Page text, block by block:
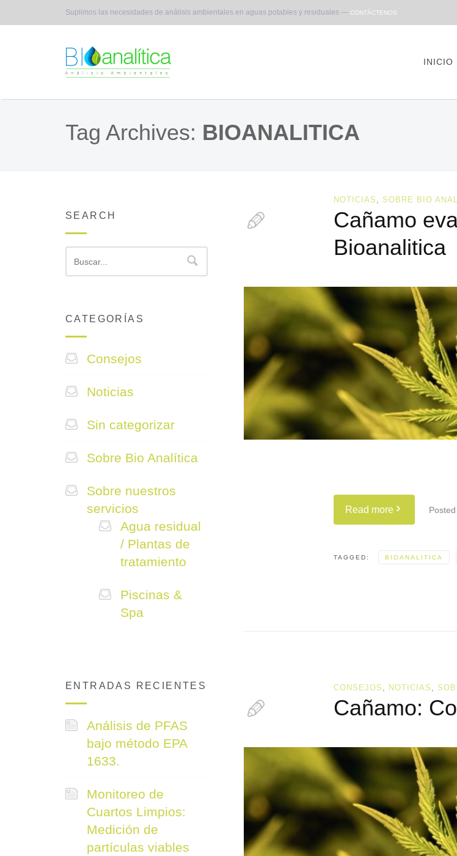
Suplimos las necesidades de análisis ambientales en aguas potables y residuales — CONTÁCTENOS
INICIO
Tag Archives: BIOANALITICA
NOTICIAS SOBRE BIO
Cañamo
Bioanalitica
Read more
TAGGED: BIOANALITICA
CONSEJOS NOTICIAS
Cañamo:
SEARCH
CATEGORÍAS
Consejos
Noticias
Sin categorizar
Sobre Bio Analítica
Sobre nuestros
servicios
Agua residual
/ Plantas de
tratamiento
Piscinas &
Spa
ENTRADAS RECIENTES
Análisis de PFAS
bajo método EPA
1633.
Monitoreo de
Cuartos Limpios:
Medición de
partículas viables